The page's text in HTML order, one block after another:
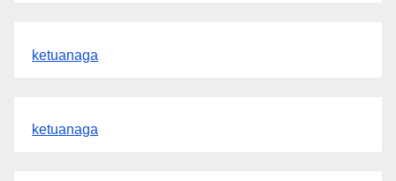
ketuanaga
ketuanaga